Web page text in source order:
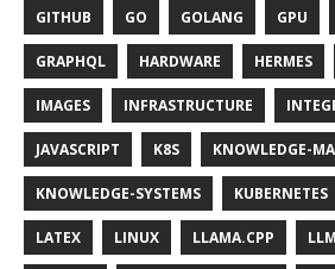
GITHUB GO GOLANG GPU
GRAPHQL HARDWARE HERMES
IMAGES INFRASTRUCTURE
JAVASCRIPT K8S KNOWLEDGE-
KNOWLEDGE-SYSTEMS KUBERNETES
LATEX LINUX LLAMA.CPP LLM